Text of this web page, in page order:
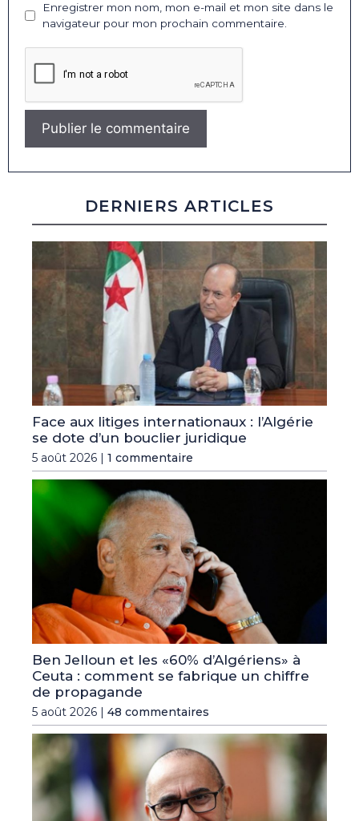
Enregistrer mon nom, mon e-mail et mon site dans le
navigateur pour mon prochain commentaire.
DERNIERS ARTICLES
Face aux litiges internationaux : l’Algérie
se dote d’un bouclier juridique
5 août 2026 | 1 commentaire
Ben Jelloun et les «60% d’Algériens» à
Ceuta : comment se fabrique un chiffre
de propagande
5 août 2026 | 48 commentaires